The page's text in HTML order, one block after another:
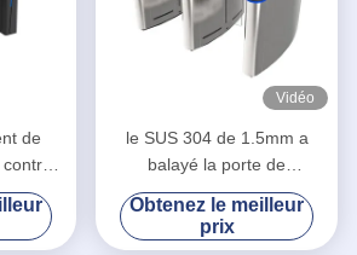
de
Vidéo
le SUS 304 de 1.5mm a
balayé la porte de
glissement acrylique
entraînée par un moteur
électrique avec 5 paires du
Obtenez le meilleur
prix